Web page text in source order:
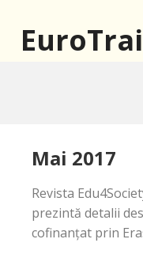
Mai 2017
Revista
prezintă detalii
cofinanțat prin